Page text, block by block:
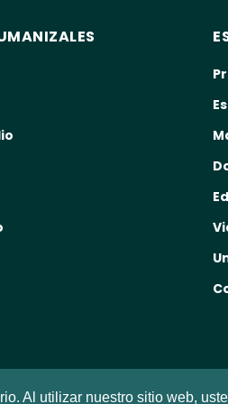
Al utilizar nuestro sitio web,